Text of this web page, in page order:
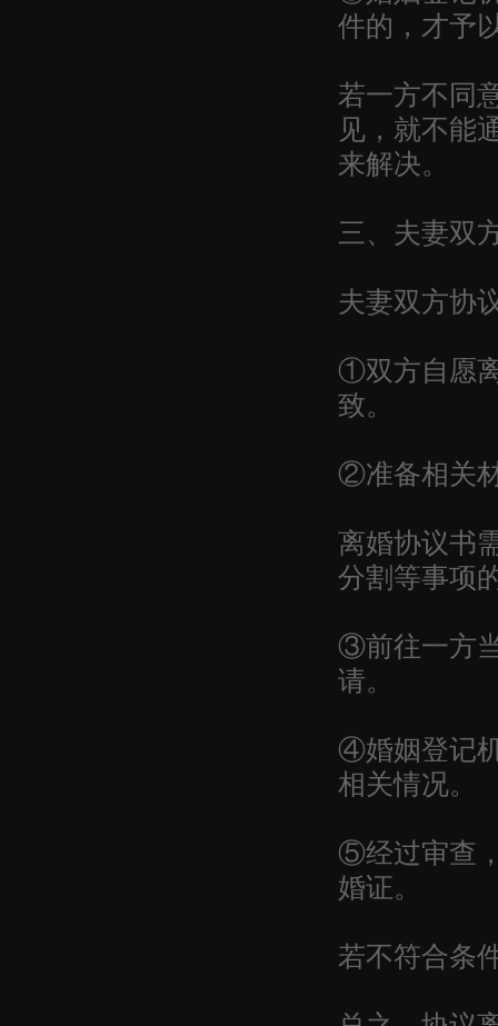
件的，才予
若一方不同
见，就不能
来解决。
三、夫妻双
夫妻双方协
①双方自愿
致。
②准备相关
离婚协议书
分割等事项
③前往一方
请。
④婚姻登记
相关情况。
⑤经过审查
婚证。
若不符合条